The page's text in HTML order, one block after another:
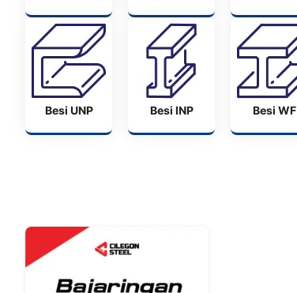
Besi UNP Besi INP Besi WF